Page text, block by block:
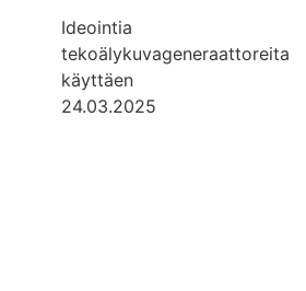
Ideointia
tekoälykuvageneraattoreita
käyttäen
24.03.2025